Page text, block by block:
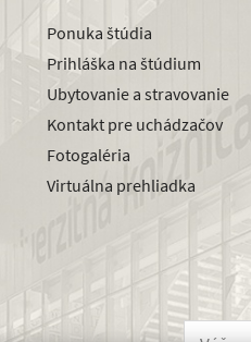
Ponuka štúdia
Prihláška na štúdium
Ubytovanie a stravovanie
Kontakt pre uchádzačov
Fotogaléria
Virtuálna prehliadka